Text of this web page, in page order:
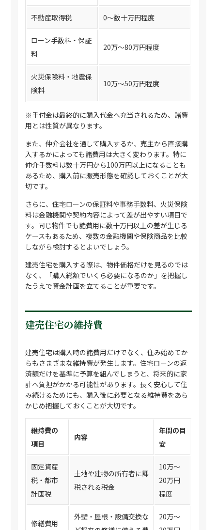
不動産取得税 0〜数十万円程度
ローン手数料・保証
料
20万〜80万円程度
火災保険料・地震保
険料
10万〜50万円程度
※手付金は最終的に購入代金へ充当されるため、諸費
用とは性質が異なります。
また、仲介会社を通して購入するか、売主から直接購
入するかによっても諸費用は大きく変わります。特に
仲介手数料は数十万円から100万円以上になることも
あるため、購入前に販売形態を確認しておくことが大
切です。
さらに、住宅ローンの保証料や事務手数料、火災保険
料は金融機関や契約内容によって差が出やすい項目で
す。同じ物件でも諸費用に数十万円以上の差が生じる
ケースもあるため、複数の金融機関や保険商品を比較
しながら検討するとよいでしょう。
建売住宅を購入する際は、物件価格だけを見るのでは
なく、「購入総額でいくら必要になるのか」を把握し
たうえで資金計画を立てることが重要です。
建売住宅の維持費
建売住宅は購入時の諸費用だけでなく、住み始めてか
らもさまざまな維持費が発生します。住宅ローンの返
済額だけを基準に予算を組んでしまうと、将来的に家
計へ負担がかかる可能性があります。長く安心して住
み続けるためにも、購入後に必要となる維持費をあら
かじめ把握しておくことが大切です。
維持費の
項目
内容
年間の目
安
固定資産
税・都市
計画税
土地や建物の所有者に課
税される税金
10万〜
20万円
程度
修繕費用
外壁・屋根・設備交換な
20万〜